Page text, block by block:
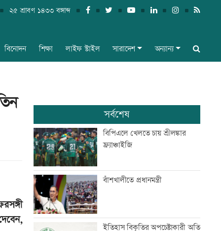
২৫ শ্রাবণ ১৪৩৩ বঙ্গাব্দ
বিনোদন শিক্ষা লাইফ স্টাইল সারাদেশ অন্যান্য
সর্বশেষ
বিপিএলে খেলতে চায় শ্রীলঙ্কার
ফ্র্যাঞ্চাইজি
বাঁশখালীতে প্রধানমন্ত্রী
ইতিহাস বিকৃতির অপচেষ্টাকারী অতি